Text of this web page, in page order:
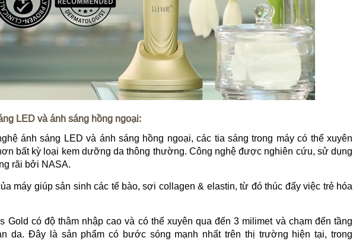
LED và ánh sáng hồng ngoại:
ánh sáng LED và ánh sáng hồng ngoại, các tia sáng trong máy có thể xuyên
bất kỳ loại kem dưỡng da thông thường. Công nghệ được nghiên cứu, sử dụng
rãi bởi NASA.
máy giúp sản sinh các tế bào, sợi collagen & elastin, từ đó thúc đẩy việc trẻ hóa
Gold có độ thâm nhập cao và có thể xuyên qua đến 3 milimet và chạm đến tầng
da. Đây là sản phẩm có bước sóng mạnh nhất trên thị trường hiện tại, trong